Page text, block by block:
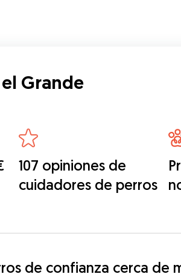
Grande
107 opiniones de
cuidadores de perros
de confianza cerca de